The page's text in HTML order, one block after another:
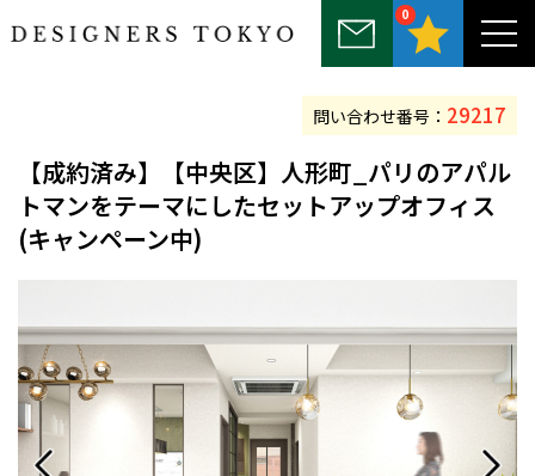
0
～25坪 25坪～50坪 50坪～75坪
75坪～100坪
【成約済み】【中央区】人形町_パリのアパル
トマンをテーマにしたセットアップオフィス
(キャンペーン中)
問い合わせ番号： 29217